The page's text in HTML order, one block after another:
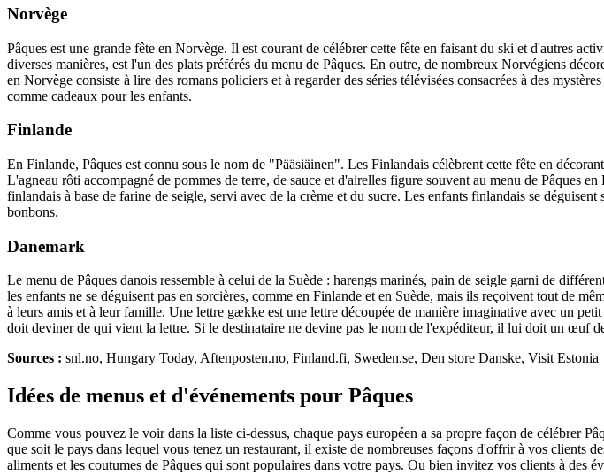
Norvège
Pâques est une grande fête en Norvège. Il est courant de célébrer cette fête en faisant du ski et d'autres
diverses manières, est l'un des plats préférés du menu de Pâques. En outre, de nombreux Norvégiens
en Norvège consiste à lire des romans policiers et à regarder des séries télévisées consacrées à des
comme cadeaux pour les enfants.
Finlande
En Finlande, Pâques est connu sous le nom de "Pääsiäinen". Les Finlandais célèbrent cette fête en
L'agneau rôti accompagné de pommes de terre, de sauce et d'airelles figure souvent au menu de Pâques
finlandais à base de farine de seigle, servi avec de la crème et du sucre. Les enfants finlandais se
bonbons.
Danemark
Le menu de Pâques danois ressemble à celui de la Suède : harengs marinés, pain de seigle garni de
les enfants ne se déguisent pas en sorcières, comme en Finlande et en Suède, mais ils reçoivent tout de
à leurs amis et à leur famille. Une lettre gække est une lettre découpée de manière imaginative avec un
doit deviner de qui vient la lettre. Si le destinataire ne devine pas le nom de l'expéditeur, il lui doit un œuf
Sources : snl.no, Hungary Today, Aftenposten.no, Finland.fi, Sweden.se, Den store Danske, Visit Estonia
Idées de menus et d'événements pour Pâques
Comme vous pouvez le voir dans la liste ci-dessus, chaque pays européen a sa propre façon de célébrer
que soit le pays dans lequel vous tenez un restaurant, il existe de nombreuses façons d'offrir à vos clients
aliments et les coutumes de Pâques qui sont populaires dans votre pays. Ou bien invitez vos clients à des